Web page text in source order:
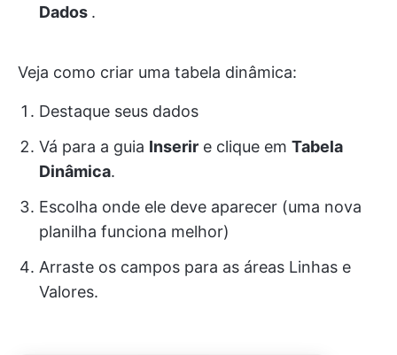
Dados .
Veja como criar uma tabela dinâmica:
Destaque seus dados
Vá para a guia Inserir e clique em Tabela
Dinâmica.
Escolha onde ele deve aparecer (uma nova
planilha funciona melhor)
Arraste os campos para as áreas Linhas e
Valores.